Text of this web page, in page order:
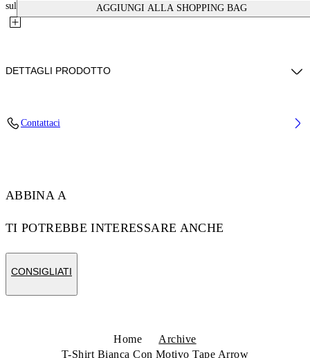
AGGIUNGI ALLA SHOPPING BAG
sul davanti e da una versione oversize del motivo...
DETTAGLI PRODOTTO
Fianchi: 93 Cm
Contattaci
ABBINA A
TI POTREBBE INTERESSARE ANCHE
CONSIGLIATI
Home
Archive
T-Shirt Bianca Con Motivo Tape Arrow